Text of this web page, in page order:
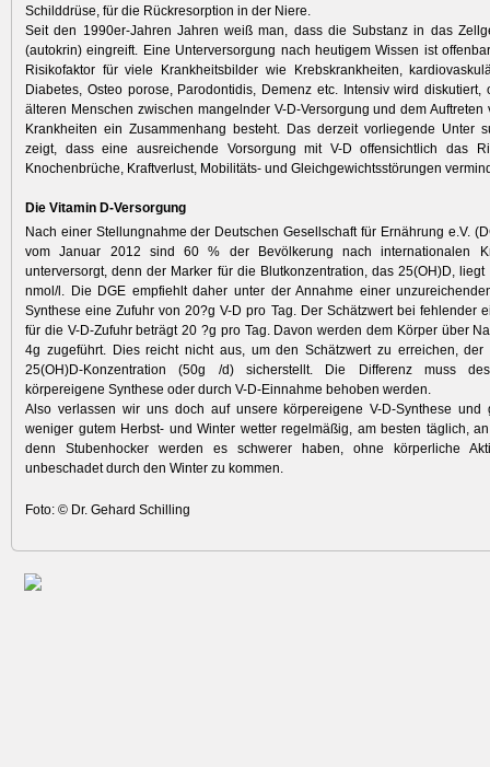
Schilddrüse, für die Rückresorption in der Niere.
Seit den 1990er-Jahren Jahren weiß man, dass die Substanz in das
(autokrin) eingreift. Eine Unterversorgung nach heutigem Wissen ist
Risikofaktor für viele Krankheitsbilder wie Krebskrankheiten,
Diabetes, Osteo porose, Parodontidis, Demenz etc. Intensiv wird
älteren Menschen zwischen mangelnder V-D-Versorgung und dem Auftreten
Krankheiten ein Zusammenhang besteht. Das derzeit vorliegende Unter
zeigt, dass eine ausreichende Vorsorgung mit V-D offensichtlich das
Knochenbrüche, Kraftverlust, Mobilitäts- und Gleichgewichtsstörungen
Die Vitamin D-Versorgung
Nach einer Stellungnahme der Deutschen Gesellschaft für Ernährung e.V.
vom Januar 2012 sind 60 % der Bevölkerung nach internationalen
unterversorgt, denn der Marker für die Blutkonzentration, das 25(OH)D,
nmol/l. Die DGE empfiehlt daher unter der Annahme einer
Synthese eine Zufuhr von 20?g V-D pro Tag. Der Schätzwert bei fehlender
für die V-D-Zufuhr beträgt 20 ?g pro Tag. Davon werden dem Körper über
4g zugeführt. Dies reicht nicht aus, um den Schätzwert zu erreichen, der
25(OH)D-Konzentration (50g /d) sicherstellt. Die Differenz muss
körpereigene Synthese oder durch V-D-Einnahme behoben werden.
Also verlassen wir uns doch auf unsere körpereigene V-D-Synthese und
weniger gutem Herbst- und Winter wetter regelmäßig, am besten täglich,
denn Stubenhocker werden es schwerer haben, ohne körperliche
unbeschadet durch den Winter zu kommen.
Foto: © Dr. Gehard Schilling